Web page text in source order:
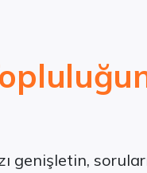
genişletin,